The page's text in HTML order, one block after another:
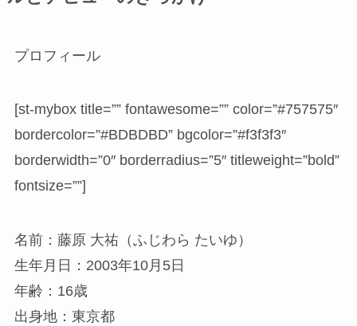
プロフィール
[st-mybox title=”” fontawesome=”” color=”#757575″
bordercolor=”#BDBDBD” bgcolor=”#f3f3f3″
borderwidth=”0″ borderradius=”5″ titleweight=”bold”
fontsize=””]
名前：藤原 大祐（ふじわら たいゆ）
生年月日：2003年10月5日
年齢：16歳
出身地：東京都